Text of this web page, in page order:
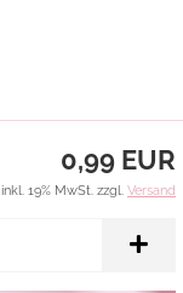
0,99 EUR
inkl. 19% MwSt. zzgl. Versand